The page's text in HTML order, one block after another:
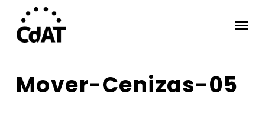
main
Menu
Mover-Cenizas-05